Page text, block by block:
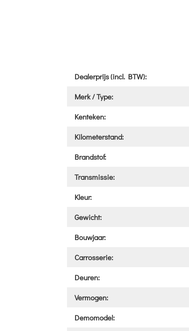
Dealerprijs (incl. BTW):
Merk / Type:
Kenteken:
Kilometerstand:
Brandstof:
Transmissie:
Kleur:
Gewicht:
Bouwjaar:
Carrosserie:
Deuren:
Vermogen:
Demomodel: